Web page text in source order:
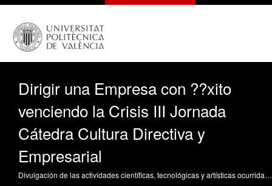
Dirigir una Empresa con ??xito
venciendo la Crisis III Jornada
Cátedra Cultura Directiva y
Empresarial
Divulgación de las actividades científicas, tecnológicas y artísticas ocurridas en los tres campus de la UPV